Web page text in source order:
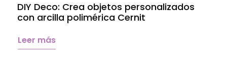
DIY Deco: Crea objetos personalizados
con arcilla polimérica Cernit
Leer más